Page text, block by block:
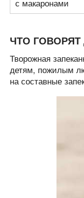
с макаронами
ЧТО
Творожная
детям, пожилым
на составные